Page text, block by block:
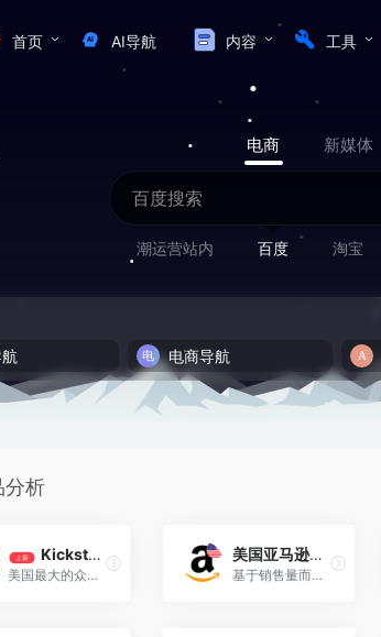
首页 AI导航 内容 工具
电商 新媒体
潮运营站内 百度 淘宝
电商导航
分析
上新 Kickstarter
美国最大的众筹网站！Kickstarter于2009年4月在美国纽约成立
美国亚马逊销售排行榜
基于销售量而定的最受欢迎商品，每小时更新。